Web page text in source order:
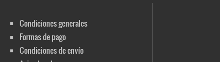
Condiciones generales
Formas de pago
Condiciones de envío